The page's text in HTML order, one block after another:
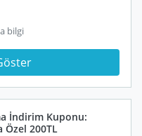
bilgi
İndirim Kuponu:
Özel 200TL